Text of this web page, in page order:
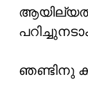
ഞണ്ടിനു